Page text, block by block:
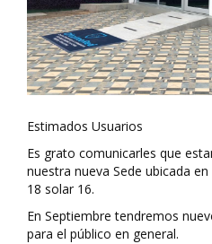
Estimados Usuarios
Es grato comunicarles que
nuestra nueva Sede ubicada
18 solar 16.
En Septiembre tendremos
para el público en general.